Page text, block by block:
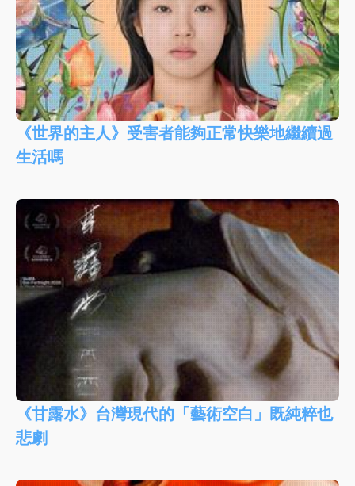
《世界的主人》受害者能夠正常快樂地繼續過
生活嗎
《甘露水》台灣現代的「藝術空白」既純粹也
悲劇